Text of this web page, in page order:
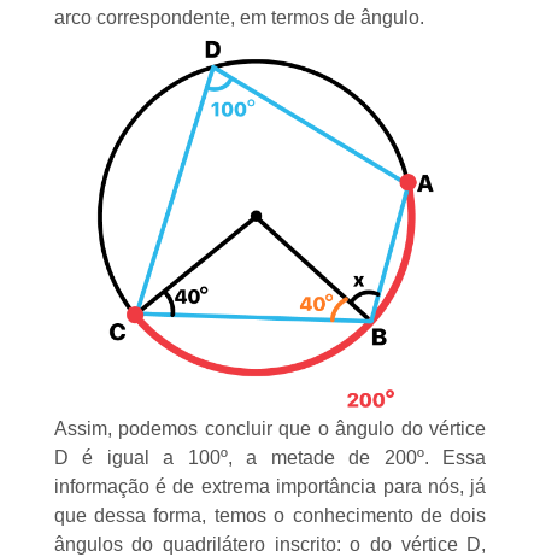
arco correspondente, em termos de ângulo.
Assim, podemos concluir que o ângulo do vértice
D é igual a 100º, a metade de 200º. Essa
informação é de extrema importância para nós, já
que dessa forma, temos o conhecimento de dois
ângulos do quadrilátero inscrito: o do vértice D,